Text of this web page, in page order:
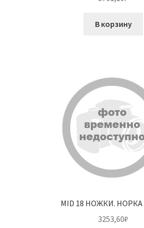
В корзину
MID 18 НОЖКИ. НОРКА
3253,60₽